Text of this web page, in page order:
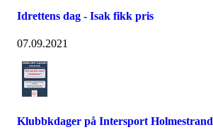
Idrettens dag - Isak fikk pris
07.09.2021
Klubbkdager på Intersport Holmestrand